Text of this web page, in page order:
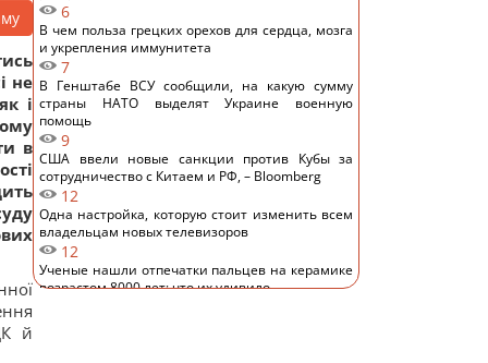
не
і
в
й
6
В чем польза грецких орехов для сердца, мозга
и укрепления иммунитета
7
В Генштабе ВСУ сообщили, на какую сумму
страны НАТО выделят Украине военную
помощь
9
США ввели новые санкции против Кубы за
сотрудничество с Китаем и РФ, – Bloomberg
12
Одна настройка, которую стоит изменить всем
владельцам новых телевизоров
12
Ученые нашли отпечатки пальцев на керамике
возрастом 8000 лет: что их удивило